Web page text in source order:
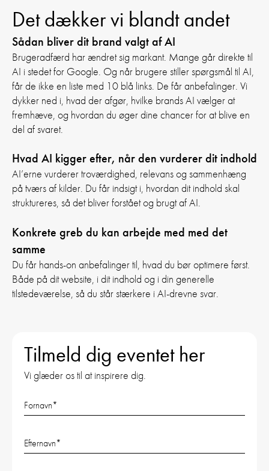
Det dækker vi blandt andet
Sådan bliver dit brand valgt af AI
Brugeradfærd har ændret sig markant. Mange går direkte til
AI i stedet for Google. Og når brugere stiller spørgsmål til AI,
får de ikke en liste med 10 blå links. De får anbefalinger. Vi
dykker ned i, hvad der afgør, hvilke brands AI vælger at
fremhæve, og hvordan du øger dine chancer for at blive en
del af svaret.
Hvad AI kigger efter, når den vurderer dit indhold
AI’erne vurderer troværdighed, relevans og sammenhæng
på tværs af kilder. Du får indsigt i, hvordan dit indhold skal
struktureres, så det bliver forstået og brugt af AI.
Konkrete greb du kan arbejde med med det
samme
Du får hands-on anbefalinger til, hvad du bør optimere først.
Både på dit website, i dit indhold og i din generelle
tilstedeværelse, så du står stærkere i AI-drevne svar.
Tilmeld dig eventet her
Vi glæder os til at inspirere dig.
Fornavn*
Efternavn*